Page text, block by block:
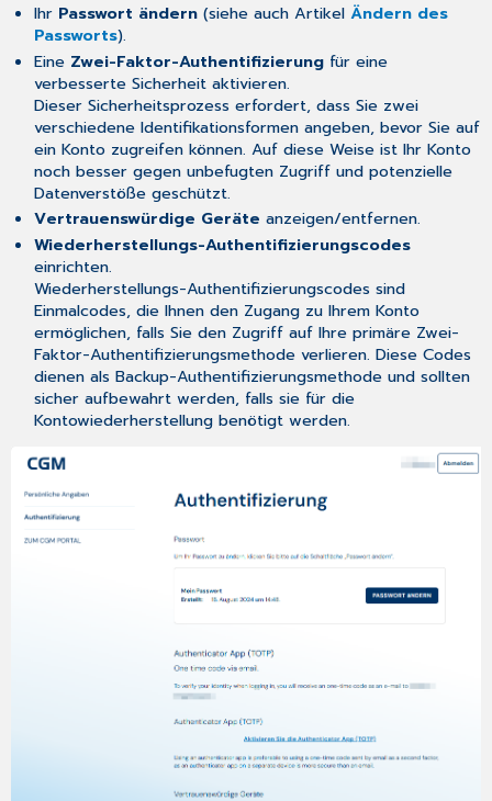
Ihr Passwort ändern(siehe auch Artikel Ändern des
Passworts).
Eine Zwei-Faktor-Authentifizierungfür eine
verbesserte Sicherheit aktivieren.
Dieser Sicherheitsprozess erfordert, dass Sie zwei
verschiedene Identifikationsformen angeben, bevor Sie auf
ein Konto zugreifen können. Auf diese Weise ist Ihr Konto
noch besser gegen unbefugten Zugriff und potenzielle
Datenverstöße geschützt.
Vertrauenswürdige Geräte anzeigen/entfernen.
Wiederherstellungs-Authentifizierungscodes
einrichten.
Wiederherstellungs-Authentifizierungscodes sind
Einmalcodes, die Ihnen den Zugang zu Ihrem Konto
ermöglichen, falls Sie den Zugriff auf Ihre primäre Zwei-
Faktor-Authentifizierungsmethode verlieren. Diese Codes
dienen als Backup-Authentifizierungsmethode und sollten
sicher aufbewahrt werden, falls sie für die
Kontowiederherstellung benötigt werden.